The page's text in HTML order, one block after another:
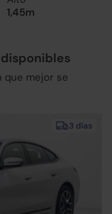
1,45m
disponibles
que mejor se
3 días